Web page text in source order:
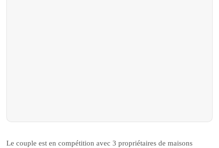
Le couple est en compétition avec 3 propriétaires de maisons